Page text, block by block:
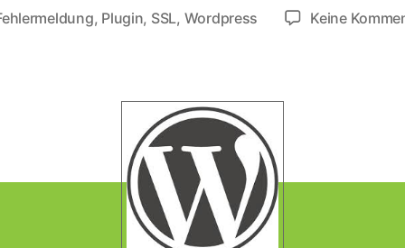
, Plugin, SSL, Wordpress Keine